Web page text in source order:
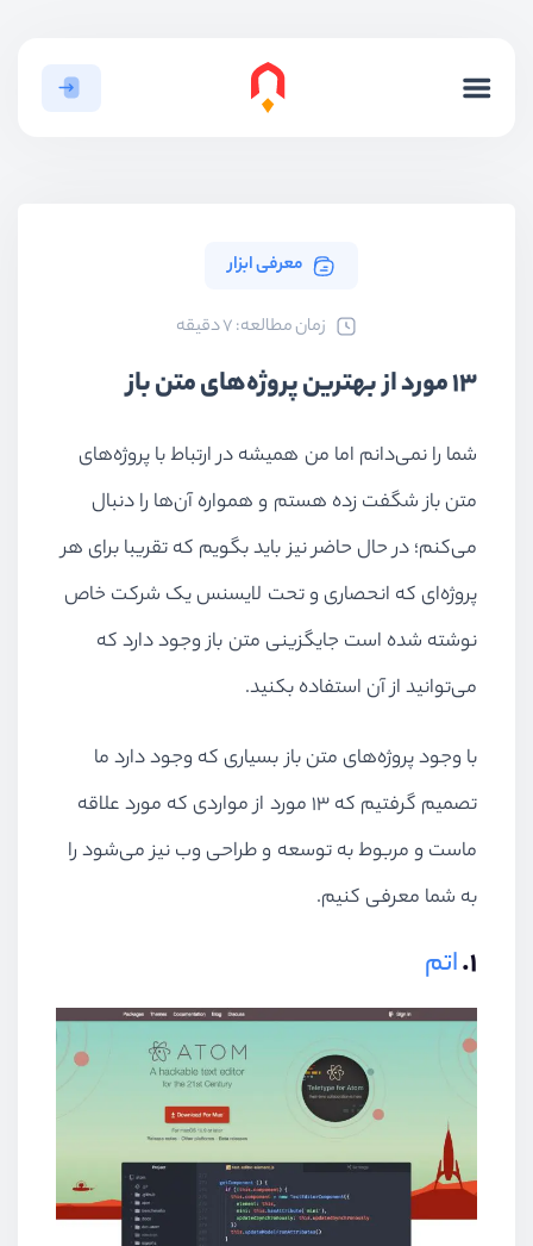
معرفی ابزار
ﺯﻣﺎﻥ ﻣﻄﺎﻟﻌﻪ: 7 دقیقه
13 مورد از بهترین پروژه‌های متن باز
شما را نمی‌دانم اما من همیشه در ارتباط با پروژه‌های
متن باز شگفت زده هستم و همواره آن‌ها را دنبال
می‌کنم؛ در حال حاضر نیز باید بگویم که تقریبا برای هر
پروژه‌ای که انحصاری و تحت لایسنس یک شرکت خاص
نوشته شده است جایگزینی متن باز وجود دارد که
می‌توانید از آن استفاده بکنید.
با وجود پروژه‌های متن باز بسیاری که وجود دارد ما
تصمیم گرفتیم که ۱۳ مورد از مواردی که مورد علاقه
ماست و مربوط به توسعه و طراحی وب نیز می‌شود را
به شما معرفی کنیم.
۱. اتم